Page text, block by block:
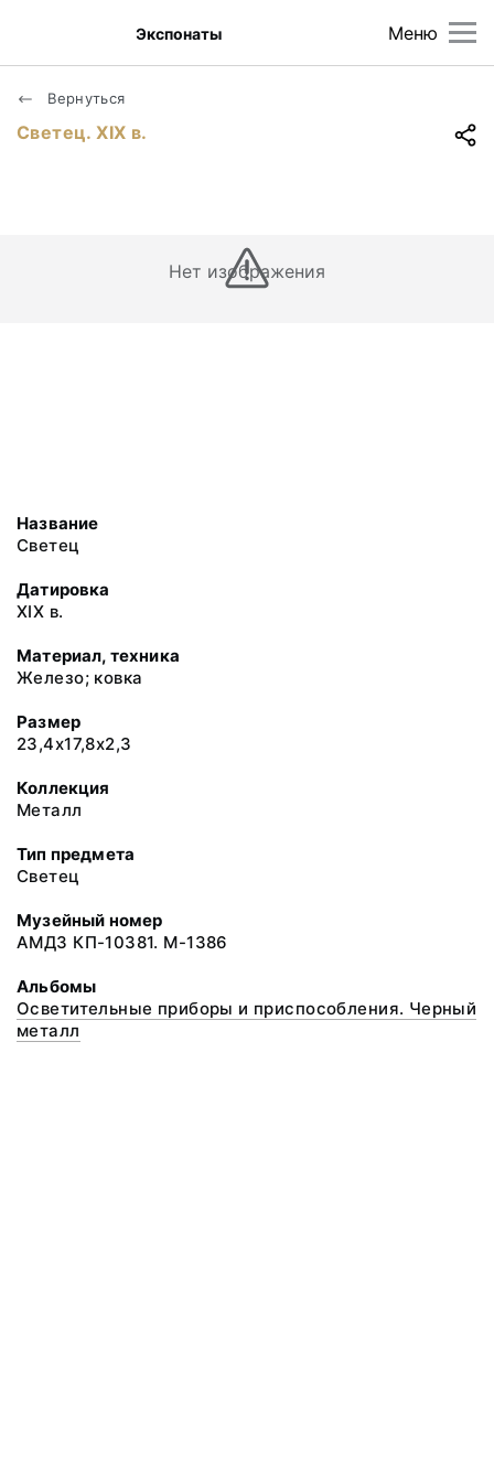
Меню
Экспонаты
Вернуться
Светец. ХIХ в.
Нет изображения
Название
Светец
Датировка
ХIХ в.
Материал, техника
Железо; ковка
Размер
23,4х17,8х2,3
Коллекция
Металл
Тип предмета
Светец
Музейный номер
АМДЗ КП-10381. М-1386
Альбомы
Осветительные приборы и приспособления. Черный
металл